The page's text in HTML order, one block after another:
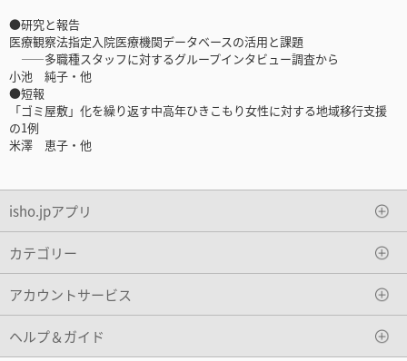
●研究と報告
医療観察法指定入院医療機関データベースの活用と課題
――多職種スタッフに対するグループインタビュー調査から
小池 純子・他
●短報
「ゴミ屋敷」化を繰り返す中高年ひきこもり女性に対する地域移行支援
の1例
米澤 恵子・他
isho.jpアプリ
カテゴリー
アカウントサービス
ヘルプ＆ガイド